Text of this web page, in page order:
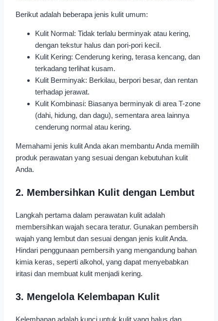
Berikut adalah beberapa jenis kulit umum:
Kulit Normal: Tidak terlalu berminyak atau kering,
dengan tekstur halus dan pori-pori kecil.
Kulit Kering: Cenderung kering, terasa kencang, dan
terkadang terlihat kusam.
Kulit Berminyak: Berkilau, berpori besar, dan rentan
terhadap jerawat.
Kulit Kombinasi: Biasanya berminyak di area T-zone
(dahi, hidung, dan dagu), sementara area lainnya
cenderung normal atau kering.
Memahami jenis kulit Anda akan membantu Anda memilih
produk perawatan yang sesuai dengan kebutuhan kulit
Anda.
2. Membersihkan Kulit dengan Lembut
Langkah pertama dalam perawatan kulit adalah
membersihkan wajah secara teratur. Gunakan pembersih
wajah yang lembut dan sesuai dengan jenis kulit Anda.
Hindari penggunaan pembersih yang mengandung bahan
kimia keras, seperti alkohol, yang dapat menyebabkan
iritasi dan membuat kulit menjadi kering.
3. Mengelola Kelembapan Kulit
Kelembapan adalah kunci untuk kulit yang halus dan